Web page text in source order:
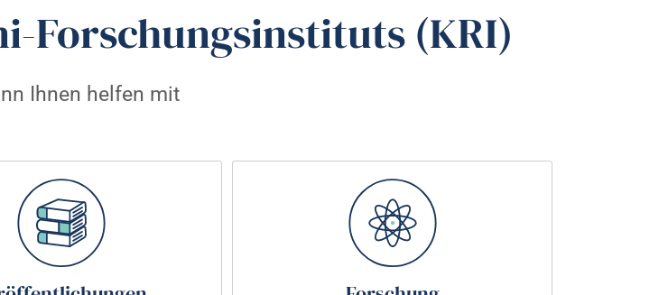
Forschungsinstituts (KRI)
Ihnen helfen mit